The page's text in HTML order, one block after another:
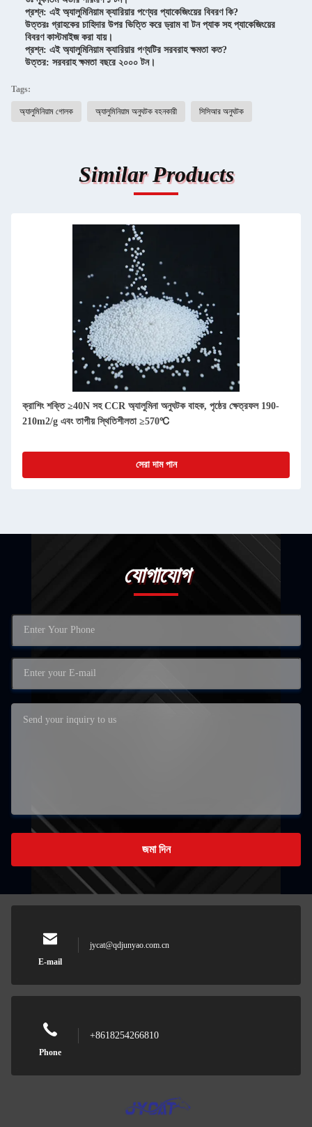
প্রশ্ন: এই অ্যালুমিনিয়াম ক্যারিয়ার পণ্যের প্যাকেজিংয়ের বিবরণ কি?
উত্তরঃ গ্রাহকের চাহিদার উপর ভিত্তি করে ড্রাম বা টন প্যাক সহ প্যাকেজিংয়ের
বিবরণ কাস্টমাইজ করা যায়।
প্রশ্ন: এই অ্যালুমিনিয়াম ক্যারিয়ার পণ্যটির সরবরাহ ক্ষমতা কত?
উত্তর: সরবরাহ ক্ষমতা বছরে ২০০০ টন।
Tags:
অ্যালুমিনিয়াম গোলক অ্যালুমিনিয়াম অনুঘটক বহনকারী সিসিআর অনুঘটক
Similar Products
ক্রাশিং শক্তি ≥40N সহ CCR অ্যালুমিনা অনুঘটক বাহক, পৃষ্ঠের ক্ষেত্রফল 190-
210m2/g এবং তাপীয় স্থিতিশীলতা ≥570℃
সেরা দাম পান
যোগাযোগ
জমা দিন
E-mail
jycat@qdjunyao.com.cn
Phone
+8618254266810